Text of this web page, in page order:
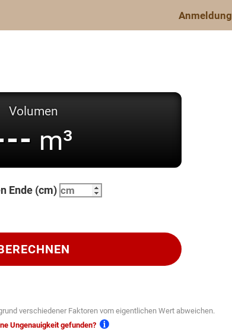
Anmeldung
Volumen
m³
Ende (cm)
verschiedener Faktoren vom eigentlichen Wert abweichen.
Ungenauigkeit gefunden?